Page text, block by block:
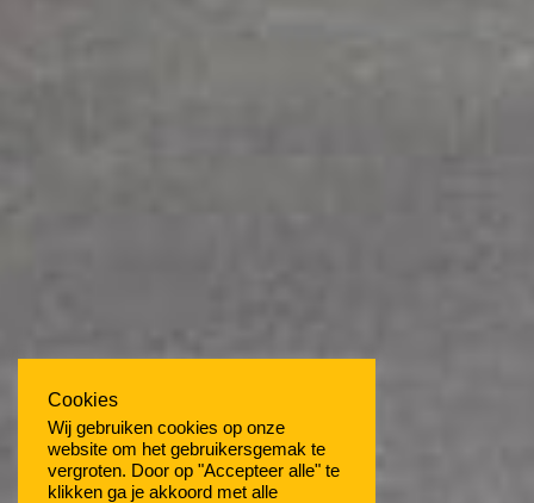
Cookies
Wij gebruiken cookies op onze
website om het gebruikersgemak te
vergroten. Door op "Accepteer alle" te
klikken ga je akkoord met alle